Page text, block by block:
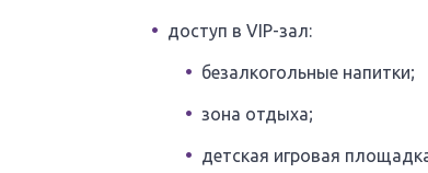
доступ в VIP-зал:
безалкогольные напитки;
зона отдыха;
детская игровая